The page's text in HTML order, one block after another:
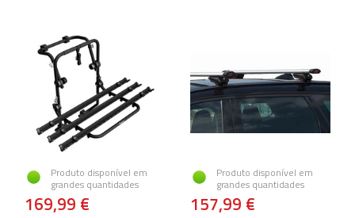
Produto disponível em
grandes quantidades
169,99 €
Produto disponível em
grandes quantidades
157,99 €